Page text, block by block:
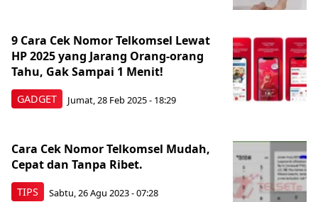
GADGET
9 Cara Cek Nomor Telkomsel Lewat
HP 2025 yang Jarang Orang-orang
Tahu, Gak Sampai 1 Menit!
Jumat, 28 Feb 2025 - 18:29
TIPS
Cara Cek Nomor Telkomsel Mudah,
Cepat dan Tanpa Ribet.
Sabtu, 26 Agu 2023 - 07:28